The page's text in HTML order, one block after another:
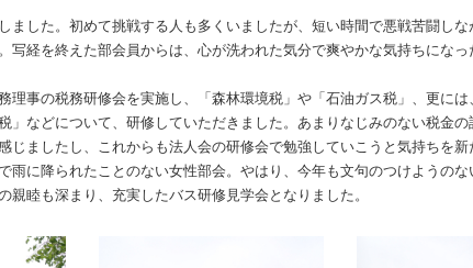
ました。初めて挑戦する人も多くいましたが、短い時間で悪戦苦闘しな
写経を終えた部会員からは、心が洗われた気分で爽やかな気持ちにな
理事の税務研修会を実施し、「森林環境税」や「石油ガス税」、更には
」などについて、研修していただきました。あまりなじみのない税金の
じましたし、これからも法人会の研修会で勉強していこうと気持ちを新
雨に降られたことのない女性部会。やはり、今年も文句のつけようのな
親睦も深まり、充実したバス研修見学会となりました。